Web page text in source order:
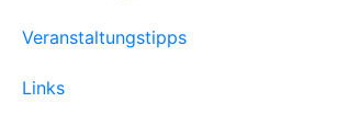
Veranstaltungstipps
Links